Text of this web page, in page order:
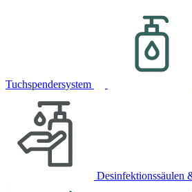
Tuchspendersystem
Desinfektionssäulen